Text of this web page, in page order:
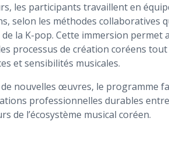
les participants travaillent en
selon les méthodes collaboratives
de la K-pop. Cette immersion permet
processus de création coréens
et sensibilités musicales.
nouvelles œuvres, le programme
professionnelles durables
de l’écosystème musical coréen.